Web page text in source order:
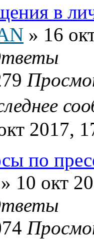
в
» 16
2017,
по
» 10 окт